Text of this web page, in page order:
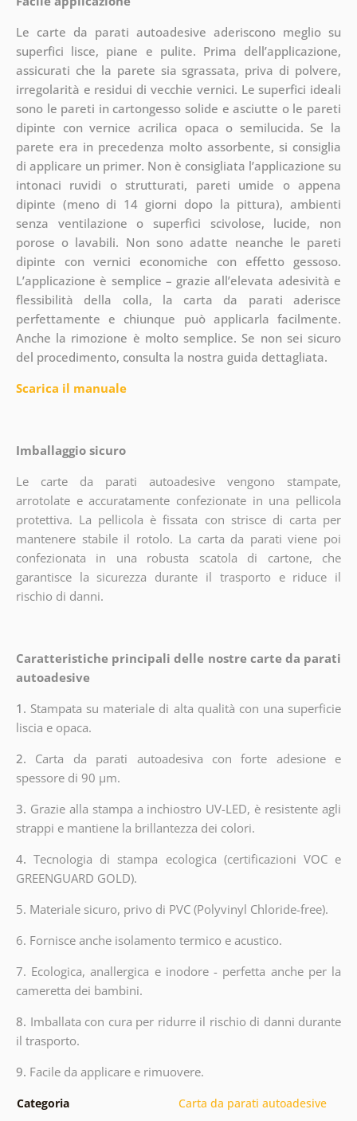
Le carte da parati autoadesive aderiscono meglio su
superfici lisce, piane e pulite. Prima dell’applicazione,
assicurati che la parete sia sgrassata, priva di polvere,
irregolarità e residui di vecchie vernici. Le superfici ideali
sono le pareti in cartongesso solide e asciutte o le pareti
dipinte con vernice acrilica opaca o semilucida. Se la
parete era in precedenza molto assorbente, si consiglia
di applicare un primer. Non è consigliata l’applicazione su
intonaci ruvidi o strutturati, pareti umide o appena
dipinte (meno di 14 giorni dopo la pittura), ambienti
senza ventilazione o superfici scivolose, lucide, non
porose o lavabili. Non sono adatte neanche le pareti
dipinte con vernici economiche con effetto gessoso.
L’applicazione è semplice – grazie all’elevata adesività e
flessibilità della colla, la carta da parati aderisce
perfettamente e chiunque può applicarla facilmente.
Anche la rimozione è molto semplice. Se non sei sicuro
del procedimento, consulta la nostra guida dettagliata.
Scarica il manuale
Imballaggio sicuro
Le carte da parati autoadesive vengono stampate,
arrotolate e accuratamente confezionate in una pellicola
protettiva. La pellicola è fissata con strisce di carta per
mantenere stabile il rotolo. La carta da parati viene poi
confezionata in una robusta scatola di cartone, che
garantisce la sicurezza durante il trasporto e riduce il
rischio di danni.
Caratteristiche principali delle nostre carte da parati
autoadesive
1. Stampata su materiale di alta qualità con una superficie
liscia e opaca.
2. Carta da parati autoadesiva con forte adesione e
spessore di 90 µm.
3. Grazie alla stampa a inchiostro UV-LED, è resistente agli
strappi e mantiene la brillantezza dei colori.
4.Tecnologia di stampa ecologica (certificazioni VOC e
GREENGUARD GOLD).
5. Materiale sicuro, privo di PVC (Polyvinyl Chloride-free).
6. Fornisce anche isolamento termico e acustico.
7. Ecologica, anallergica e inodore - perfetta anche per la
cameretta dei bambini.
8. Imballata con cura per ridurre il rischio di danni durante
il trasporto.
9. Facile da applicare e rimuovere.
Categoria
Carta da parati autoadesive